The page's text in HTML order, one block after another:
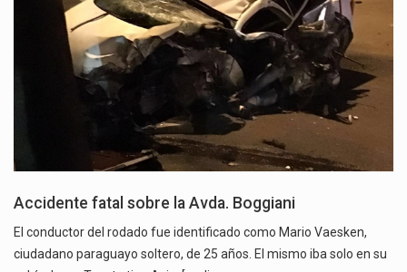
Accidente fatal sobre la Avda. Boggiani
El conductor del rodado fue identificado como Mario Vaesken,
ciudadano paraguayo soltero, de 25 años. El mismo iba solo en su